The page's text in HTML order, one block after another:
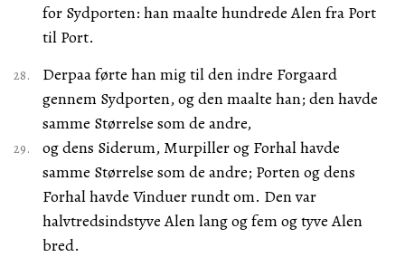
for Sydporten: han maalte hundrede Alen fra Port
til Port.
Derpaa førte han mig til den indre Forgaard
gennem Sydporten, og den maalte han; den havde
samme Størrelse som de andre,
og dens Siderum, Murpiller og Forhal havde
samme Størrelse som de andre; Porten og dens
Forhal havde Vinduer rundt om. Den var
halvtredsindstyve Alen lang og fem og tyve Alen
bred.